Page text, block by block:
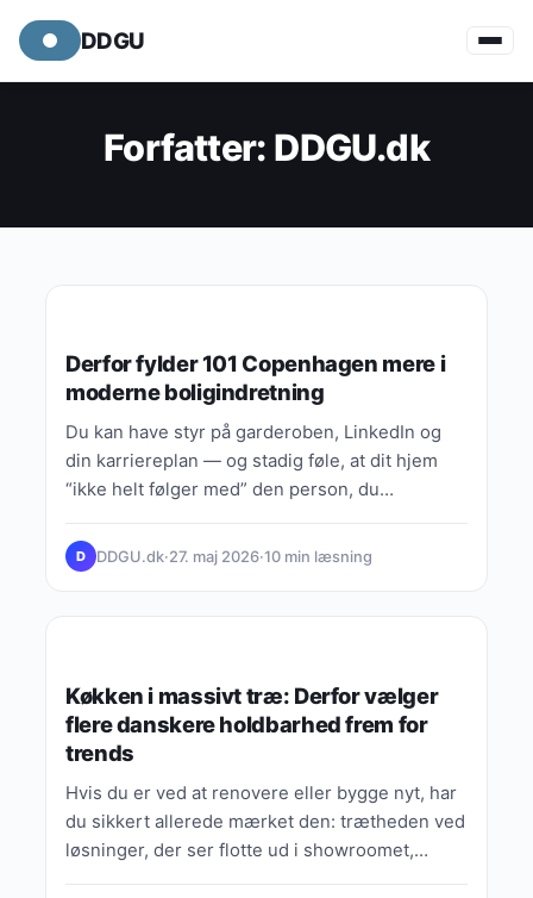
DDGU
Forfatter: DDGU.dk
Derfor fylder 101 Copenhagen mere i
moderne boligindretning
Du kan have styr på garderoben, LinkedIn og
din karriereplan — og stadig føle, at dit hjem
“ikke helt følger med” den person, du…
D DDGU.dk·27. maj 2026·10 min læsning
Køkken i massivt træ: Derfor vælger
flere danskere holdbarhed frem for
trends
Hvis du er ved at renovere eller bygge nyt, har
du sikkert allerede mærket den: trætheden ved
løsninger, der ser flotte ud i showroomet,…